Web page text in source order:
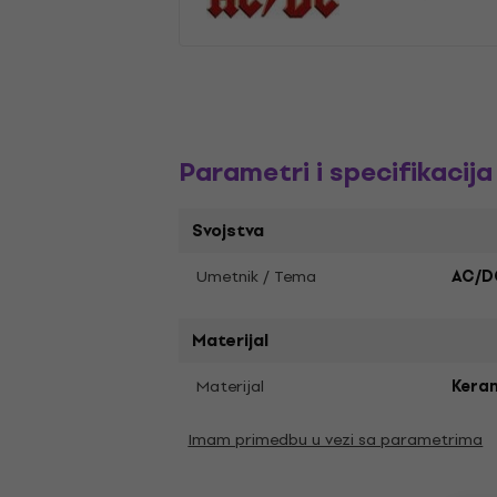
Parametri i specifikacija
Svojstva
Umetnik / Tema AC/
Materijal
Materijal
Imam primedbu u vezi sa parametrima